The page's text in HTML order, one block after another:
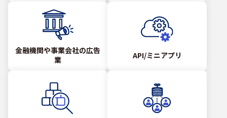
金融機関や事業会社の広告
業
API/ミニアプリ